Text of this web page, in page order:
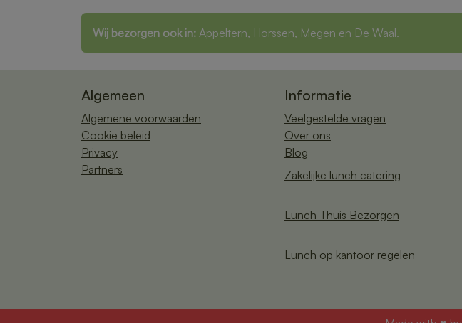
Wij bezorgen ook in: Appeltern, Horssen, Megen en De Waal.
Algemeen
Algemene voorwaarden
Cookie beleid
Privacy
Partners
Informatie
Veelgestelde vragen
Over ons
Blog
Zakelijke lunch catering
Lunch Thuis Bezorgen
Lunch op kantoor regelen